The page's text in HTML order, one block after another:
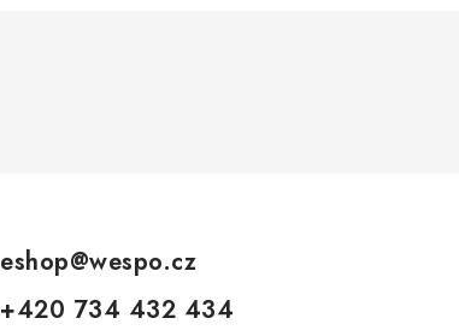
eshop@wespo.cz
+420 734 432 434